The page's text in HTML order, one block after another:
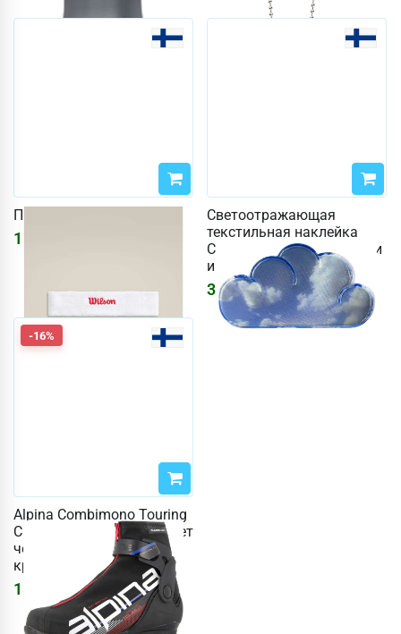
Повязка Wilson белая
1550
Светоотражающая
текстильная наклейка
Cloud, например. рюкзаки
и текстиль.
310₽
-16%
Alpina Combimono Touring
Classic JR, размер 38 (цвет
черный / белый /
красный)
18543 22132 ₽